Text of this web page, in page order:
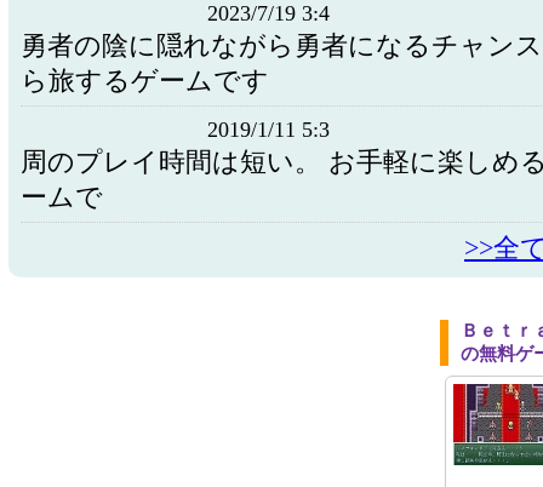
2023/7/19 3:4
勇者の陰に隠れながら勇者になるチャン
ら旅するゲームです
2019/1/11 5:3
周のプレイ時間は短い。 お手軽に楽しめ
ームで
>>全
Ｂｅｔｒ
の無料ゲ